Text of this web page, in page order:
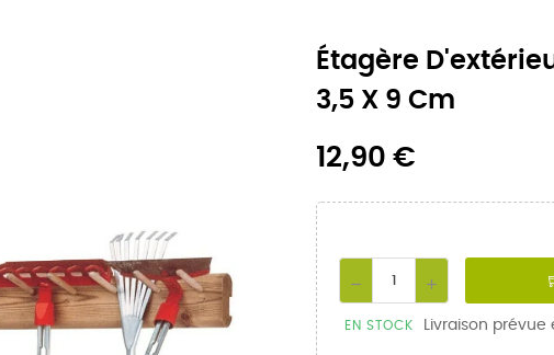
Étagère
3,5 X 9 Cm
12,90 €
EN STOCK Livraison prévue